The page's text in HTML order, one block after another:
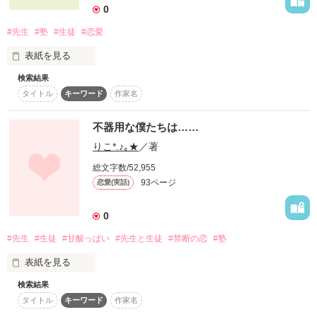
務の自殺を止めた
実來の心に
キューピッドの矢が
放たれた＊+ﾟ
××××××
All rights reserved
0
#先生 #塾 #生徒 #恋愛
表紙を見る
何億光年かけて
宇宙から届いてきた光
先生はそう教えてくれたよね。
検索結果
タイトル
キーワード 作家名
不器用な僕たちは……
りこ*.♪｡★／著
総文字数/52,955
恋愛(実話) 93ページ
0
#先生 #生徒 #甘酸っぱい #先生と生徒 #禁断の恋 #塾
表紙を見る
先生…
検索結果
タイトル
キーワード 作家名